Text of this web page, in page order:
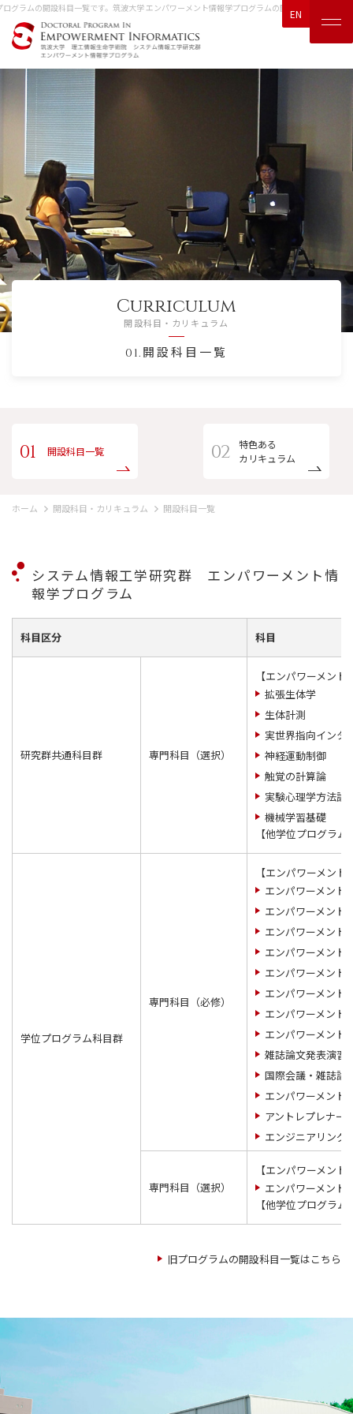
グラムの開設科目一覧です。筑波大学 エンパワーメント情報学プログラムの開設科目一覧です。
EN
Curriculum
開設科目・カリキュラム
01.開設科目一覧
開設科目一覧
特色ある
カリキュラム
ホーム 開設科目・カリキュラム 開設科目一覧
システム情報工学研究群 エンパワーメント情
報学プログラム
科目区分 科目
研究群共通科目群 専門科目（選択）
【エンパワーメン
拡張生体学
生体計測
実世界指向インタ
神経運動制御
触覚の計算論
実験心理学方法論
機械学習基礎
【他学位プログラ
学位プログラム科目群
専門科目（必修）
【エンパワーメン
エンパワーメント
エンパワーメン
エンパワーメン
エンパワーメン
エンパワーメン
エンパワーメン
エンパワーメン
エンパワーメン
雑誌論文発表演習
国際会議・雑誌論
エンパワーメント
アントレプレナー
エンジニアリング
専門科目（選択）
【エンパワーメン
エンパワーメント
【他学位プログラ
旧プログラムの開設科目一覧はこちら